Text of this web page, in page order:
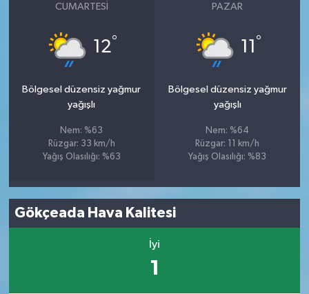
CUMARTESI
12°
Bölgesel düzensiz yağmur
yağışlı
Nem: %63
Rüzgar: 33 km/h
Yağış Olasılığı: %63
PAZAR
11 °
Bölgesel düzensiz yağmur
yağışlı
Nem: %64
Rüzgar: 11 km/h
Yağış Olasılığı: %83
Gökçeada Hava Kalitesi
İyi
1